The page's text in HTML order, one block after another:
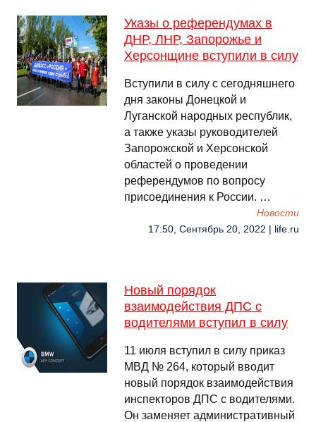
Указы о референдумах в
ДНР, ЛНР, Запорожье и
Херсонщине вступили в силу
Вступили в силу с сегодняшнего
дня законы Донецкой и
Луганской народных республик,
а также указы руководителей
Запорожской и Херсонской
областей о проведении
референдумов по вопросу
присоединения к России. …
Новости
17:50, Сентябрь 20, 2022 | life.ru
Новый порядок
взаимодействия ДПС с
водителями вступил в силу
11 июля вступил в силу приказ
МВД № 264, который вводит
новый порядок взаимодействия
инспекторов ДПС с водителями.
Он заменяет административный